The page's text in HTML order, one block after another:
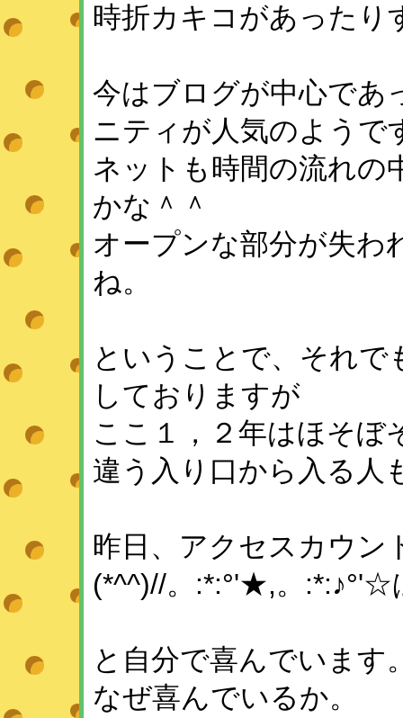
時折カキコがあったり
今はブログが中心であ
ニティが人気のようで
ネットも時間の流れの
かな＾＾
オープンな部分が失わ
ね。
ということで、それで
しておりますが
ここ１，２年はほそぼ
違う入り口から入る人
昨日、アクセスカウン
(*^^)//。:*:°'★,。:*:♪°'☆
と自分で喜んでいます
なぜ喜んでいるか。